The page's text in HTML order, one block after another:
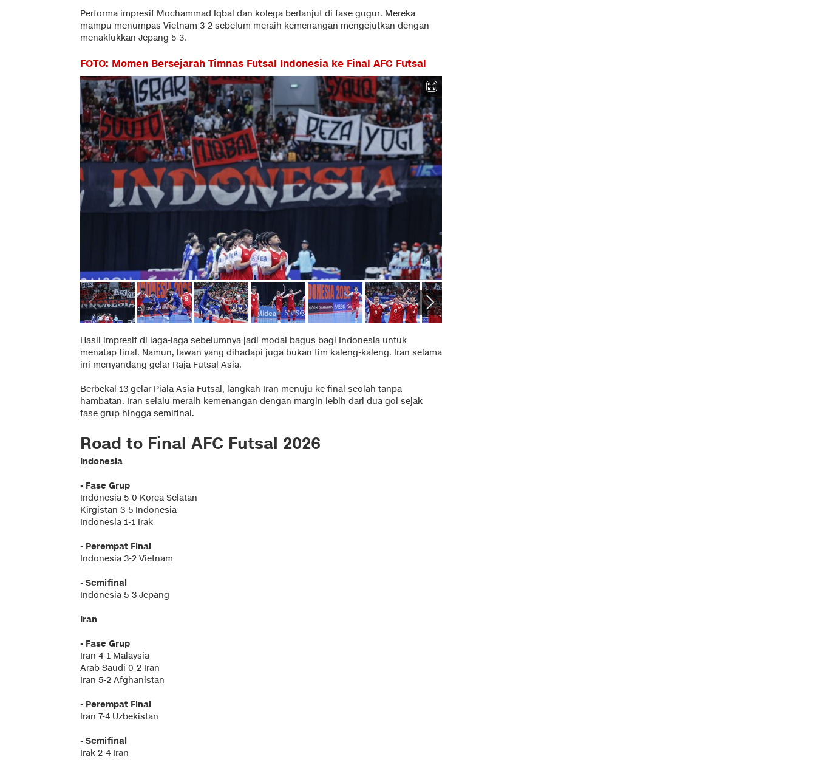
Performa impresif Mochammad Iqbal dan kolega berlanjut di fase gugur. Mereka
mampu menumpas Vietnam 3-2 sebelum meraih kemenangan mengejutkan dengan
menaklukkan Jepang 5-3.
FOTO: Momen Bersejarah Timnas Futsal Indonesia ke Final AFC Futsal
Hasil impresif di laga-laga sebelumnya jadi modal bagus bagi Indonesia untuk
menatap final. Namun, lawan yang dihadapi juga bukan tim kaleng-kaleng. Iran selama
ini menyandang gelar Raja Futsal Asia.
Berbekal 13 gelar Piala Asia Futsal, langkah Iran menuju ke final seolah tanpa
hambatan. Iran selalu meraih kemenangan dengan margin lebih dari dua gol sejak
fase grup hingga semifinal.
Road to Final AFC Futsal 2026
Indonesia
- Fase Grup
Indonesia 5-0 Korea Selatan
Kirgistan 3-5 Indonesia
Indonesia 1-1 Irak
- Perempat Final
Indonesia 3-2 Vietnam
- Semifinal
Indonesia 5-3 Jepang
Iran
- Fase Grup
Iran 4-1 Malaysia
Arab Saudi 0-2 Iran
Iran 5-2 Afghanistan
- Perempat Final
Iran 7-4 Uzbekistan
- Semifinal
Irak 2-4 Iran